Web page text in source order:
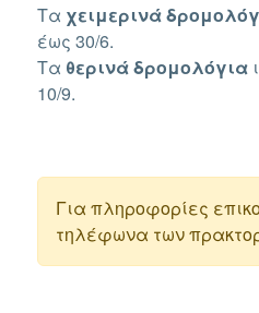
Τα χειμερινά
έως 30/6.
Τα θερινάδρομολόγια
10/9.
Για πληροφορίες
τηλέφωνα των